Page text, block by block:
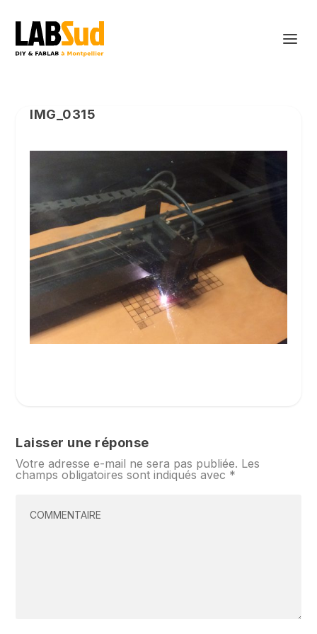
IMG_0315
Laisser une réponse
Votre adresse e-mail ne sera pas publiée. Les
champs obligatoires sont indiqués avec *